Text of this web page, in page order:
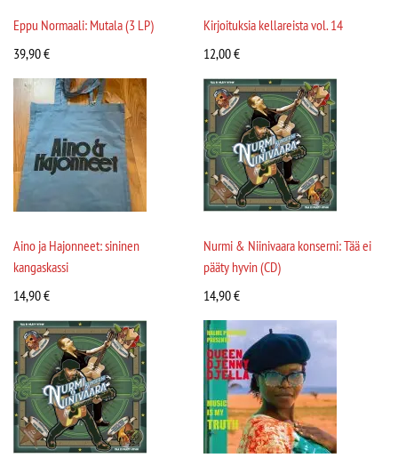
Eppu Normaali: Mutala (3 LP)
39,90€
Kirjoituksia kellareista vol. 14
12,00€
Aino ja Hajonneet: sininen
kangaskassi
14,90€
Nurmi & Niinivaara konserni: Tää ei
pääty hyvin (CD)
14,90€